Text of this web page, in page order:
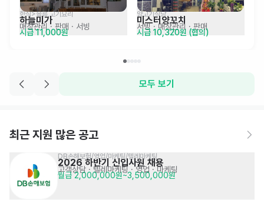
한식>육류,고기요리
하늘미가
매장관리 · 판매 · 서빙
시급 11,000원
양고기식당
미스터양꼬치
서빙· 매장관리 · 판매
시급 10,320원 (협의)
모두 보기
최근 지원 많은 공고
DB손해보험/영업/마케팅/텔레마케팅
2026 하반기 신입사원 채용
고객상담 · 텔레마케팅 · 영업 · 마케팅
월급 2,000,000원~3,500,000원